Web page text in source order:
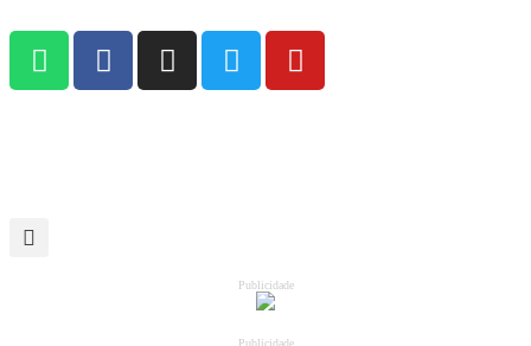
Publicidade
Publicidade